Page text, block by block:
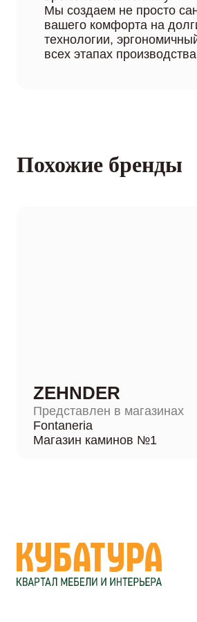
Мы создаем не просто
вашего комфорта на
технологии,
всех этапах
Похожие бренды
ZEHNDER
Представлен в магазинах
Fontaneria
Магазин каминов №1